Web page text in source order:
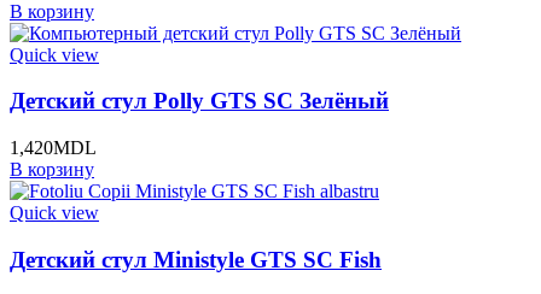
В корзину
Quick view
Детский стул Polly GTS SC Зелёный
1,420MDL
В корзину
Quick view
Детский стул Ministyle GTS SC Fish